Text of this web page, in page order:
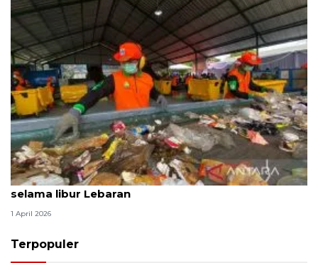
Produksi sampah Jaksel capai 1.120 ton per hari
selama libur Lebaran
1 April 2026
Terpopuler